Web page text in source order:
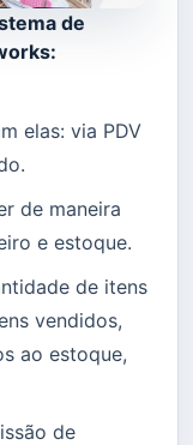
de
elas: via PDV
de maneira
e estoque.
de itens
vendidos,
ao estoque,
de